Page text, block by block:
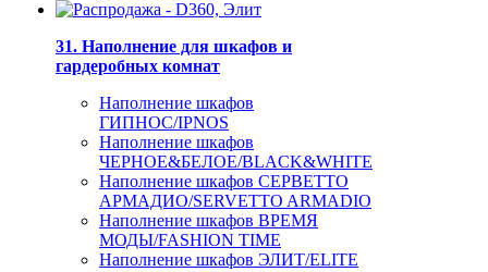
31. Наполнение для шкафов и
гардеробных комнат
Наполнение шкафов
ГИПНОС/IPNOS
Наполнение шкафов
ЧЕРНОЕ&БЕЛОЕ/BLACK&WHITE
Наполнение шкафов СЕРВЕТТО
АРМАДИО/SERVETTO ARMADIO
Наполнение шкафов ВРЕМЯ
МОДЫ/FASHION TIME
Наполнение шкафов ЭЛИТ/ELITE